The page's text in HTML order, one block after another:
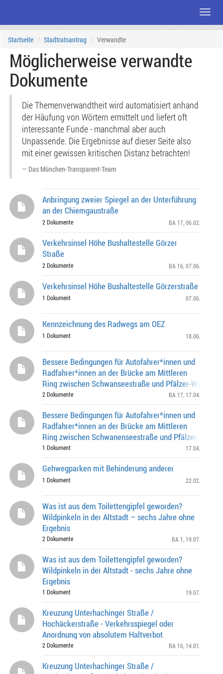
Seiteninhalt
Startseite Stadtratsantrag Verwandte
Möglicherweise verwandte
Dokumente
Die Themenverwandtheit wird automatisiert anhand
der Häufung von Wörtern ermittelt und liefert oft
interessante Funde - manchmal aber auch
Unpassende. Die Ergebnisse auf dieser Seite also
mit einer gewissen kritischen Distanz betrachten!
Das München-Transparent-Team
Anbringung zweier Spiegel an der Unterführung
an der Chiemgaustraße
2 Dokumente BA 17 , 06.02.
Verkehrsinsel Höhe Bushaltestelle Görzer
Straße
2 Dokumente BA 16 , 07.06.
Verkehrsinsel Höhe Bushaltestelle Görzerstraße
1 Dokument 07.06.
Kennzeichnung des Radwegs am OEZ
1 Dokument 18.06.
Bessere Bedingungen für Autofahrer*innen und
Radfahrer*innen an der Brücke am Mittleren
Ring zwischen Schwanseestraße und Pfälzer-Wald-
beide Richtungen
2 Dokumente BA 17 , 17.04.
Bessere Bedingungen für Autofahrer*innen und
Radfahrer*innen an der Brücke am Mittleren
Ring zwischen Schwanenseestraße und Pfälzer-Wald-
beide Richtungen
1 Dokument 17.04.
Gehwegparken mit Behinderung anderer
1 Dokument 22.02.
Was ist aus dem Toilettengipfel geworden?
Wildpinkeln in der Altstadt – sechs Jahre ohne
Ergebnis
2 Dokumente BA 1 , 19.07.
Was ist aus dem Toilettengipfel geworden?
Wildpinkeln in der Altstadt - sechs Jahre ohne
Ergebnis
1 Dokument 19.07.
Kreuzung Unterhachinger Straße /
Hochäckerstraße - Verkehrsspiegel oder
Anordnung von absolutem Haltverbot
2 Dokumente BA 16 , 14.01.
Kreuzung Unterhachinger Straße /